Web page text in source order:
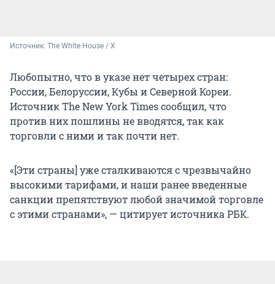
Источник: The White House / X
Любопытно, что в указе нет четырех стран:
России, Белоруссии, Кубы и Северной Кореи.
Источник The New York Times сообщил, что
против них пошлины не вводятся, так как
торговли с ними и так почти нет.
«[Эти страны] уже сталкиваются с чрезвычайно
высокими тарифами, и наши ранее введенные
санкции препятствуют любой значимой торговле
с этими странами», — цитирует источника РБК.